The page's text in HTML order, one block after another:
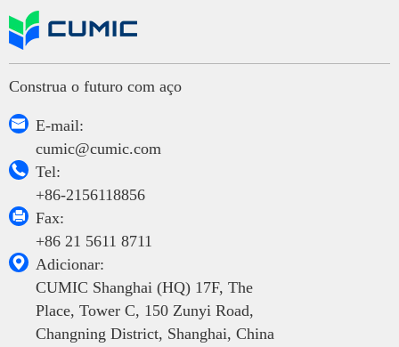
Construa o futuro com aço

E-mail:
cumic@cumic.com

Tel:
+86-2156118856

Fax:
+86 21 5611 8711

Adicionar:
CUMIC Shanghai (HQ) 17F, The
Place, Tower C, 150 Zunyi Road,
Changning District, Shanghai, China